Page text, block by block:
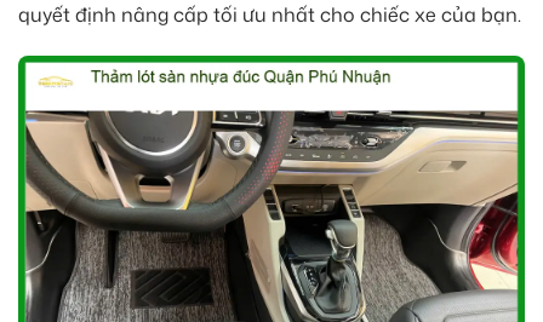
quyết định nâng cấp tối ưu nhất cho chiếc xe của bạn.